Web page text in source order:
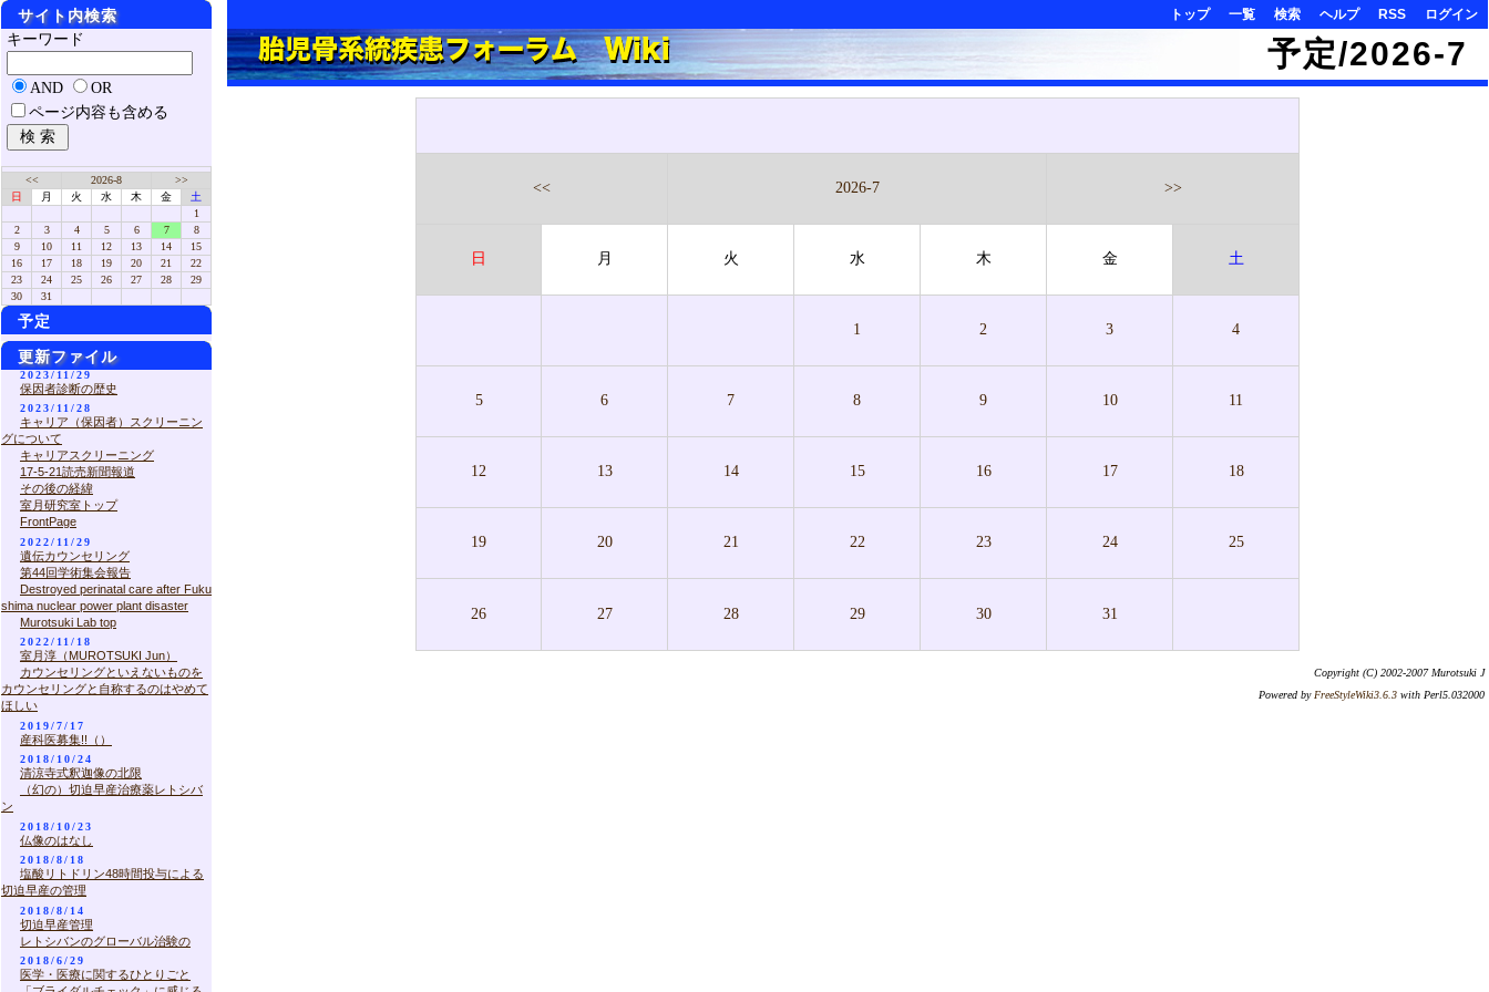
トップ 一覧 検索 ヘルプ RSS ログイン
予定/2026-7
<< 2026-7 >>
日 月 火 水 木 金 土
1 2 3 4
5 6 7 8 9 10 11
12 13 14 15 16 17 18
19 20 21 22 23 24 25
26 27 28 29 30 31
Copyright (C) 2002-2007 Murotsuki J
Powered by FreeStyleWiki3.6.3 with Perl5.032000
サイト内検索
キーワード
AND
OR
ページ内容も含める
<< 2026-8
>>
日
月 火 水 木 金
土
1
2
3 4 5 6 7
8
9
10 11 12 13 14
15
16
17 18 19 20 21
22
23
24 25 26 27 28
29
30
31
予定
更新ファイル
2023/11/29
保因者診断の歴史
2023/11/28
キャリア（保因者）スクリーニン
グについて
キャリアスクリーニング
17-5-21読売新聞報道
その後の経緯
室月研究室トップ
FrontPage
2022/11/29
遺伝カウンセリング
第44回学術集会報告
Destroyed perinatal care after Fuku
shima nuclear power plant disaster
Murotsuki Lab top
2022/11/18
室月淳（MUROTSUKI Jun）
カウンセリングといえないものを
カウンセリングと自称するのはやめて
ほしい
2019/7/17
産科医募集!!（）
2018/10/24
清涼寺式釈迦像の北限
（幻の）切迫早産治療薬レトシバ
ン
2018/10/23
仏像のはなし
2018/8/18
塩酸リトドリン48時間投与による
切迫早産の管理
2018/8/14
切迫早産管理
レトシバンのグローバル治験の
2018/6/29
医学・医療に関するひとりごと